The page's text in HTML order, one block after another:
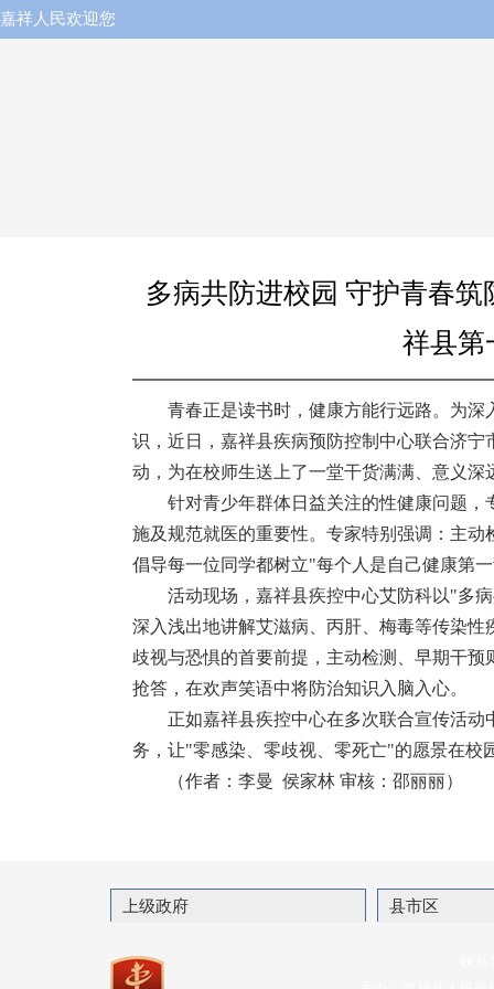
嘉祥人民欢迎您
多病共防进校园 守护青春
祥县第
青春正是读书时，健康方能行远路。为
识，近日，嘉祥县疾病预防控制中心联合济
动，为在校师生送上了一堂干货满满、意义
针对青少年群体日益关注的性健康问题
施及规范就医的重要性。专家特别强调：主
倡导每一位同学都树立"每个人是自己健康第
活动现场，嘉祥县疾控中心艾防科以"多
深入浅出地讲解艾滋病、丙肝、梅毒等传染
歧视与恐惧的首要前提，主动检测、早期干
抢答，在欢声笑语中将防治知识入脑入心。
正如嘉祥县疾控中心在多次联合宣传活
务，让"零感染、零歧视、零死亡"的愿景在校
（作者：李曼 侯家林 审核：邵丽丽）
上级政府 县市区